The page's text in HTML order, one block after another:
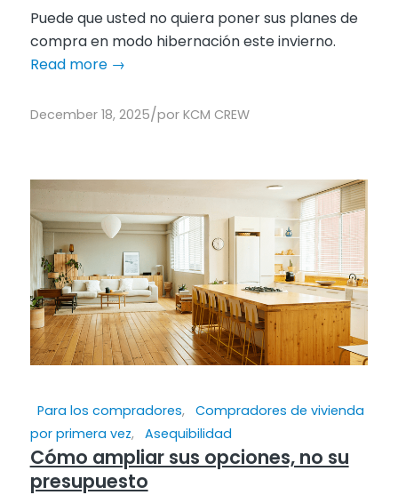
Puede que usted no quiera poner sus planes de
compra en modo hibernación este invierno.
Read more→
December 18, 2025/por KCM CREW
Para los compradores, Compradores de vivienda
por primera vez, Asequibilidad
Cómo ampliar sus opciones, no su
presupuesto